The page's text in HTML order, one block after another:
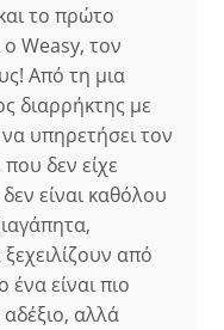
το πρώτο
Weasy, τον
Από τη μια
διαρρήκτης με
υπηρετήσει τον
δεν είχε
είναι καθόλου
από
ένα είναι πιο
αλλά